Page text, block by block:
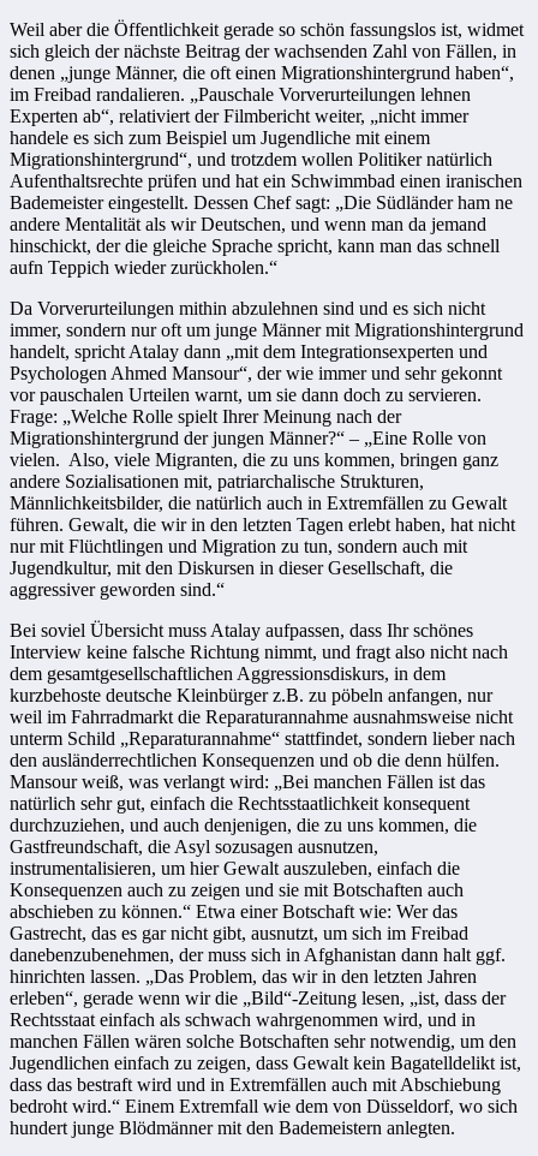
Weil aber die Öffentlichkeit gerade so schön fassungslos ist, widmet
sich gleich der nächste Beitrag der wachsenden Zahl von Fällen, in
denen „junge Männer, die oft einen Migrationshintergrund haben“,
im Freibad randalieren. „Pauschale Vorverurteilungen lehnen
Experten ab“, relativiert der Filmbericht weiter, „nicht immer
handele es sich zum Beispiel um Jugendliche mit einem
Migrationshintergrund“, und trotzdem wollen Politiker natürlich
Aufenthaltsrechte prüfen und hat ein Schwimmbad einen iranischen
Bademeister eingestellt. Dessen Chef sagt: „Die Südländer ham ne
andere Mentalität als wir Deutschen, und wenn man da jemand
hinschickt, der die gleiche Sprache spricht, kann man das schnell
aufn Teppich wieder zurückholen.“
Da Vorverurteilungen mithin abzulehnen sind und es sich nicht
immer, sondern nur oft um junge Männer mit Migrationshintergrund
handelt, spricht Atalay dann „mit dem Integrationsexperten und
Psychologen Ahmed Mansour“, der wie immer und sehr gekonnt
vor pauschalen Urteilen warnt, um sie dann doch zu servieren.
Frage: „Welche Rolle spielt Ihrer Meinung nach der
Migrationshintergrund der jungen Männer?“ – „Eine Rolle von
vielen. Also, viele Migranten, die zu uns kommen, bringen ganz
andere Sozialisationen mit, patriarchalische Strukturen,
Männlichkeitsbilder, die natürlich auch in Extremfällen zu Gewalt
führen. Gewalt, die wir in den letzten Tagen erlebt haben, hat nicht
nur mit Flüchtlingen und Migration zu tun, sondern auch mit
Jugendkultur, mit den Diskursen in dieser Gesellschaft, die
aggressiver geworden sind.“
Bei soviel Übersicht muss Atalay aufpassen, dass Ihr schönes
Interview keine falsche Richtung nimmt, und fragt also nicht nach
dem gesamtgesellschaftlichen Aggressionsdiskurs, in dem
kurzbehoste deutsche Kleinbürger z.B. zu pöbeln anfangen, nur
weil im Fahrradmarkt die Reparaturannahme ausnahmsweise nicht
unterm Schild „Reparaturannahme“ stattfindet, sondern lieber nach
den ausländerrechtlichen Konsequenzen und ob die denn hülfen.
Mansour weiß, was verlangt wird: „Bei manchen Fällen ist das
natürlich sehr gut, einfach die Rechtsstaatlichkeit konsequent
durchzuziehen, und auch denjenigen, die zu uns kommen, die
Gastfreundschaft, die Asyl sozusagen ausnutzen,
instrumentalisieren, um hier Gewalt auszuleben, einfach die
Konsequenzen auch zu zeigen und sie mit Botschaften auch
abschieben zu können.“ Etwa einer Botschaft wie: Wer das
Gastrecht, das es gar nicht gibt, ausnutzt, um sich im Freibad
danebenzubenehmen, der muss sich in Afghanistan dann halt ggf.
hinrichten lassen. „Das Problem, das wir in den letzten Jahren
erleben“, gerade wenn wir die „Bild“-Zeitung lesen, „ist, dass der
Rechtsstaat einfach als schwach wahrgenommen wird, und in
manchen Fällen wären solche Botschaften sehr notwendig, um den
Jugendlichen einfach zu zeigen, dass Gewalt kein Bagatelldelikt ist,
dass das bestraft wird und in Extremfällen auch mit Abschiebung
bedroht wird.“ Einem Extremfall wie dem von Düsseldorf, wo sich
hundert junge Blödmänner mit den Bademeistern anlegten.